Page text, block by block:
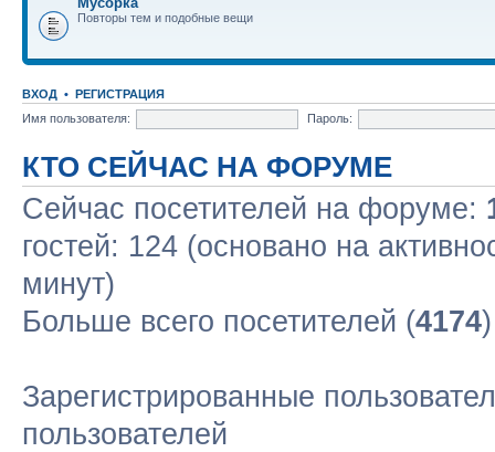
Повторы тем и подобные вещи
ВХОД • РЕГИСТРАЦИЯ
Имя пользователя:
Пароль:
КТО СЕЙЧАС НА ФОРУМЕ
Сейчас посетителей на форуме:
гостей: 124 (основано на
минут)
Больше всего посетителей (4174
Зарегистрированные
пользователей